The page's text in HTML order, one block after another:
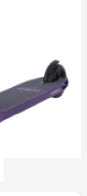
0.0
Нет отзывов
Задать
вопрос